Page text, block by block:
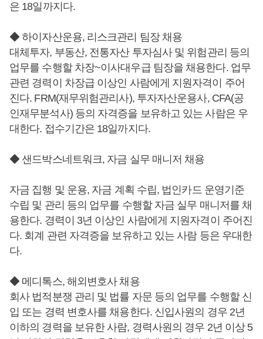
은 18일까지다.
◆ 하이자산운용, 리스크관리 팀장 채용
대체투자, 부동산, 전통자산 투자심사 및 위험관리 등의
업무를 수행할 차장~이사대우급 팀장을 채용한다. 업무
관련 경력이 차장급 이상인 사람에게 지원자격이 주어
진다. FRM(재무위험관리사), 투자자산운용사, CFA(공
인재무분석사) 등의 자격증을 보유하고 있는 사람은 우
대한다. 접수기간은 18일까지다.
◆ 샌드박스네트워크, 자금 실무 매니저 채용
자금 집행 및 운용, 자금 계획 수립, 법인카드 운영기준
수립 및 관리 등의 업무를 수행할 자금 실무 매니저를 채
용한다. 경력이 3년 이상인 사람에게 지원자격이 주어진
다. 회계 관련 자격증을 보유하고 있는 사람 등은 우대한
다.
◆ 메디톡스, 해외변호사 채용
회사 법적분쟁 관리 및 법률 자문 등의 업무를 수행할 신
입 또는 경력 변호사를 채용한다. 신입사원의 경우 2년
이하의 경력을 보유한 사람, 경력사원의 경우 2년 이상 5